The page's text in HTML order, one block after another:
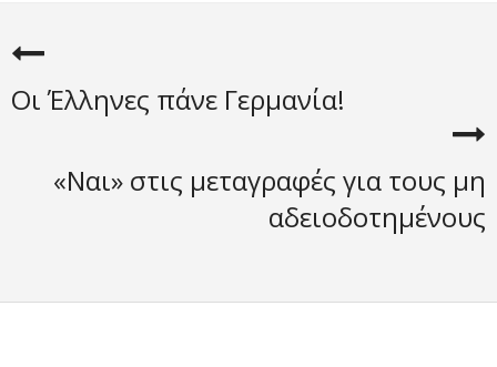
Οι Έλληνες πάνε Γερμανία!
«Ναι» στις μεταγραφές για τους μη
αδειοδοτημένους